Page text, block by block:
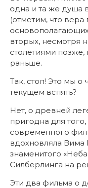
одна и та же душа
(отметим, что
вторых, несмотря
столетиями
раньше.
Так, стоп! Это мы
текущем вспять?
Нет, о древней
пригодна для
современного
вдохновляла Вима
знаменитого
Силберлинга на
Эти два фильма о